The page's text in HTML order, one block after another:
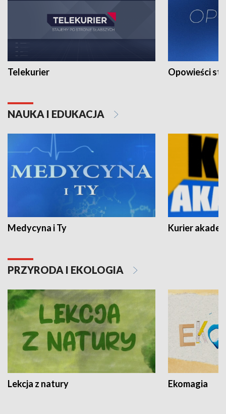
Telekurier Opowieści
NAUKA I EDUKACJA
Medycyna i Ty Kurier
PRZYRODA I EKOLOGIA
Lekcja z natury Ekomagia